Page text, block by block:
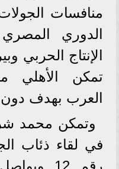
منافسات
الدوري
تمكن الأهلي
العرب بهدف
وتمكن محمد
في لقاء ذئاب
رقم 12